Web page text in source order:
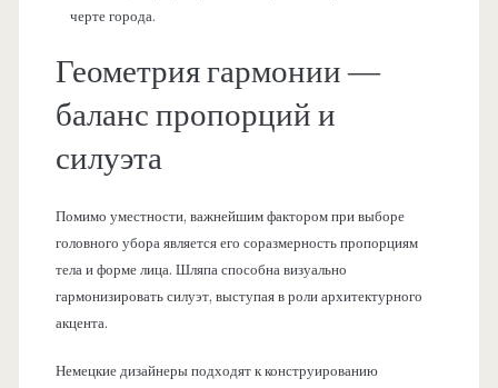
черте города.
Геометрия гармонии —
баланс пропорций и
силуэта
Помимо уместности, важнейшим фактором при выборе
головного убора является его соразмерность пропорциям
тела и форме лица. Шляпа способна визуально
гармонизировать силуэт, выступая в роли архитектурного
акцента.
Немецкие дизайнеры подходят к конструированию